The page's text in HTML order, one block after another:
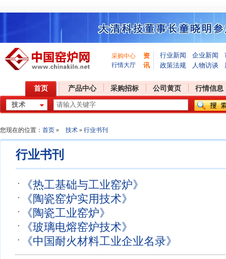
采购中心
行情大厅
资
讯
行业新闻 企业新闻
政策法规
人物访谈
首页 产品中心 采购招标 公司黄页 行情信息
您现在的位置： 首页 » 技术 » 行业书刊
行业书刊
《热工基础与工业窑炉》
《陶瓷窑炉实用技术》
《陶瓷工业窑炉》
《玻璃电熔窑炉技术》
《中国耐火材料工业企业名录》